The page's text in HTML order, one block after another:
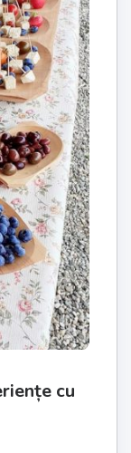
cu